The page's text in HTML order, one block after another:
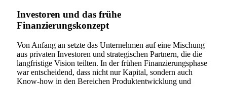
Investoren und das frühe
Finanzierungskonzept
Von Anfang an setzte das Unternehmen auf eine Mischung
aus privaten Investoren und strategischen Partnern, die die
langfristige Vision teilten. In der frühen Finanzierungsphase
war entscheidend, dass nicht nur Kapital, sondern auch
Know-how in den Bereichen Produktentwicklung und